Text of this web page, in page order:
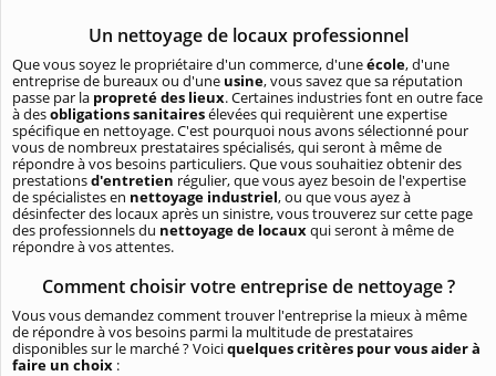
Un nettoyage de locaux professionnel
Que vous soyez le propriétaire d'un commerce, d'uneécole, d'une
entreprise de bureaux ou d'une usine, vous savez que sa réputation
passe par la propreté des lieux. Certaines industries font en outre face
à desobligations sanitairesélevées qui requièrent une expertise
spécifique en nettoyage. C'est pourquoi nous avons sélectionné pour
vous de nombreux prestataires spécialisés, qui seront à même de
répondre à vos besoins particuliers. Que vous souhaitiez obtenir des
prestationsd'entretien régulier, que vous ayez besoin de l'expertise
de spécialistes en nettoyage industriel, ou que vous ayez à
désinfecter des locaux après un sinistre, vous trouverez sur cette page
des professionnels du nettoyage de locauxqui seront à même de
répondre à vos attentes.
Comment choisir votre entreprise de nettoyage ?
Vous vous demandez comment trouver l'entreprise la mieux à même
de répondre à vos besoins parmi la multitude de prestataires
disponibles sur le marché ? Voiciquelques critères pour vous aider à
faire un choix :